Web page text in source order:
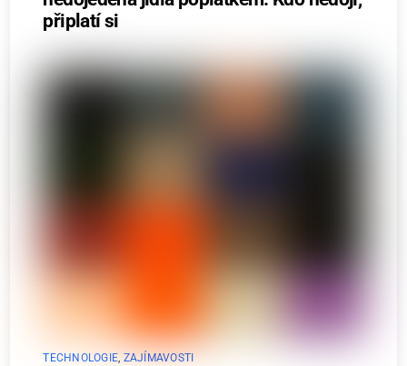
připlatí si
TECHNOLOGIE, ZAJÍMAVOSTI